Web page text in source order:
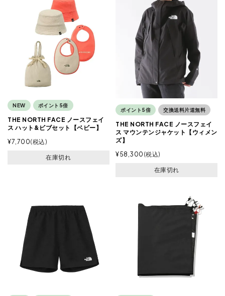
NEW ポイント5倍
THE NORTH FACE ノースフェイ
ス ハット&ビブセット【ベビー】
¥7,700 税込
在庫切れ
ポイント5倍 交換送料片道無料
THE NORTH FACE ノースフェイ
ス マウンテンジャケット【ウィメン
ズ】
¥58,300 税込
在庫切れ